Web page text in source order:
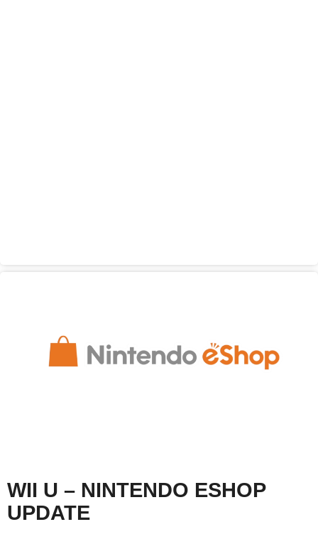
WII U – NINTENDO ESHOP
UPDATE